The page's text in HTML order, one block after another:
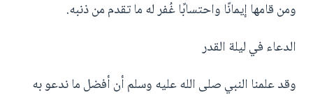
ومن قامها إيمانًا واحتسابًا غُفر له ما تقدم من ذنبه.
الدعاء في ليلة القدر
وقد علمنا النبي صلى الله عليه وسلم أن أفضل ما ندعو به